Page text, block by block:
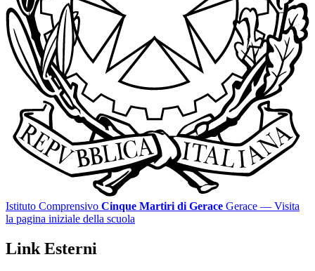
Istituto Comprensivo Cinque Martiri di Gerace Gerace — Visita
la pagina iniziale della scuola
Link Esterni